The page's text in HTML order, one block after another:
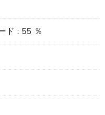
: 55 ％